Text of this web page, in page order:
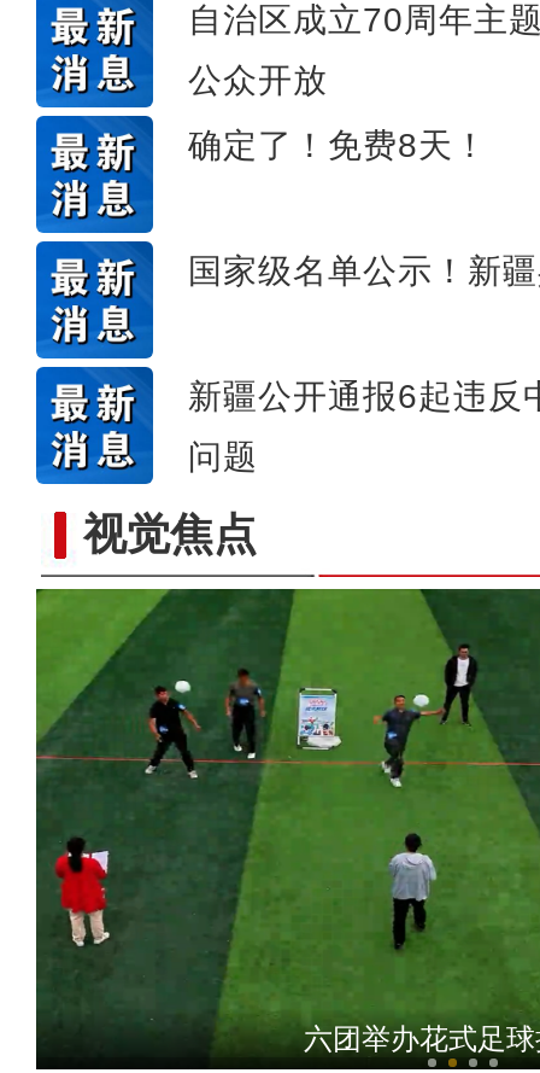
自治区成立70周年主
公众开放
确定了！免费8天！
国家级名单公示！新
新疆公开通报6起违反
问题
视觉焦点
第一师六团西梅进
镜头下的六团：从田间到地
六团举办花式足